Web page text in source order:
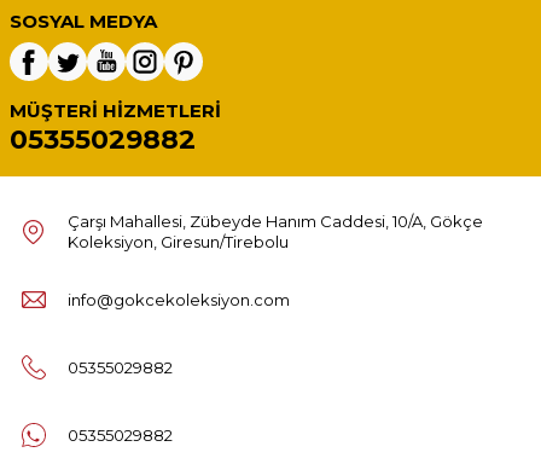
SOSYAL MEDYA
MÜŞTERI HIZMETLERI
05355029882
Çarşı Mahallesi, Zübeyde Hanım Caddesi, 10/A, Gökçe
Koleksiyon, Giresun/Tirebolu
info@gokcekoleksiyon.com
05355029882
05355029882